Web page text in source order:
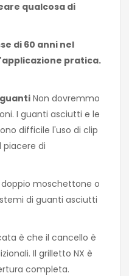
qualcosa di
di 60 anni nel
pratica.
Non dovremmo
I guanti asciutti e le
difficile l'uso di clip
piacere di
moschettone o
di guanti asciutti
è che il cancello è
Il grilletto NX è
completa.